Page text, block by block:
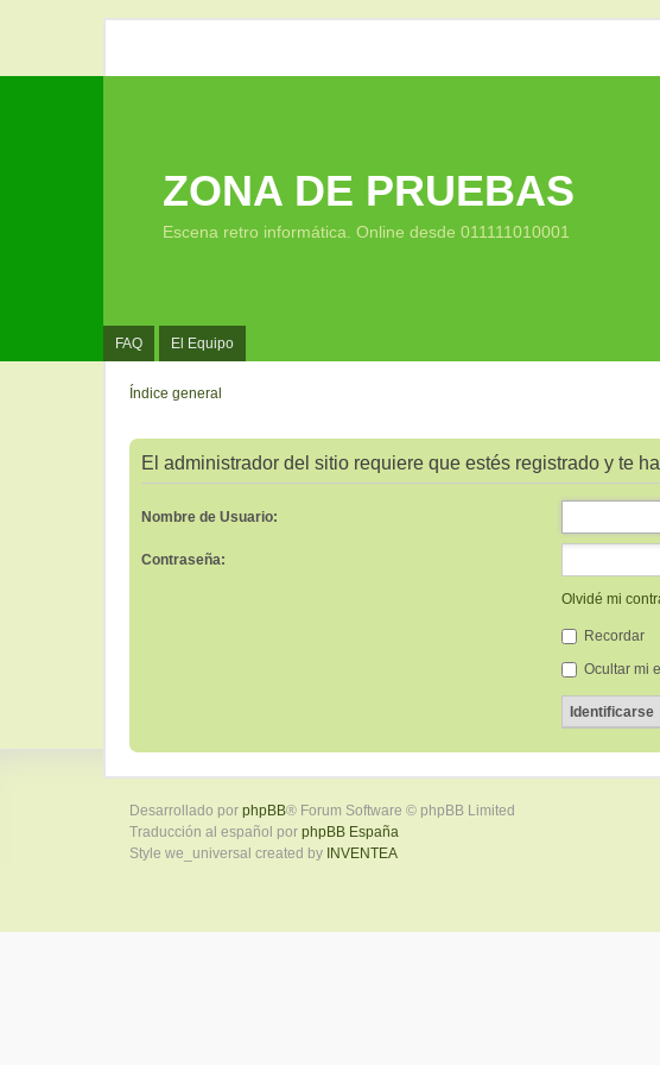
FAQ El Equipo
ZONA DE PRUEBAS
Escena retro informática. Online desde 011111010001
Índice general
El administrador del sitio requiere que estés registrado y te
Nombre de Usuario:
Contraseña:
Olvidé mi
Recordar
Ocultar mi
Desarrollado por phpBB® Forum Software © phpBB Limited
Traducción al español por phpBB España
Style we_universal created by INVENTEA